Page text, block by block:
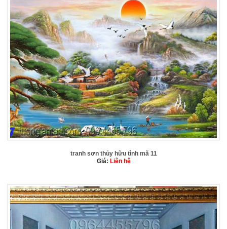
tranh sơn thủy hữu tình mã 11
Giá: Liên hệ